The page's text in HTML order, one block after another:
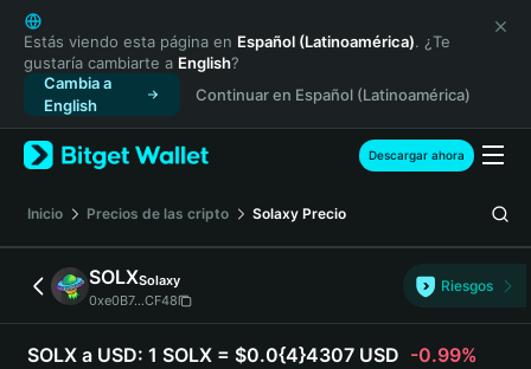
English
日本語
Tiếng Việt
Русский
Español (Latinoamérica)
Türkçe
Français
Deutsch
简体中文
繁體中文
Português (Portugal)
Bahasa Indonesia
Estás viendo esta página en Español (Latinoamérica). ¿Te
gustaría cambiarte a English?
Cambia a
English
Continuar en Español (Latinoamérica)
Descargar ahora
Inicio Precios de las cripto Solaxy Precio
SOLXSolaxy
0xe0B7...CF48
Riesgos
SOLX a USD: 1 SOLX = $0.0{4}4307 USD -0.99%